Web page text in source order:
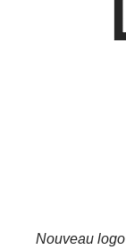
Nouveau